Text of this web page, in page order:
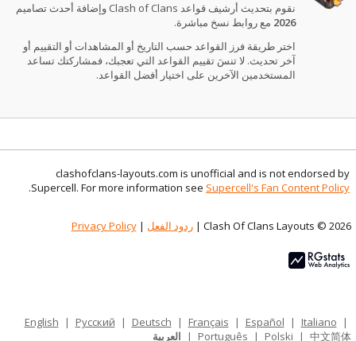
نقوم بتحديث أرشيف قواعد Clash of Clans وإضافة أحدث تصاميم
2026 مع روابط نسخ مباشرة.
اختر طريقة فرز القواعد حسب التاريخ أو المشاهدات أو التقييم أو
آخر تحديث. لا تنسَ تقييم القواعد التي تعجبك، فمشاركتك تساعد
المستخدمين الآخرين على اختيار أفضل القواعد.
clashofclans-layouts.com is unofficial and is not endorsed by
Supercell. For more information see Supercell's Fan Content Policy
.
Clash Of Clans Layouts © 2026 | ردود الفعل |
Privacy Policy
English | Русский | Deutsch | Français | Español | Italiano
|
Português
| Polski | 中文简体
| العربية